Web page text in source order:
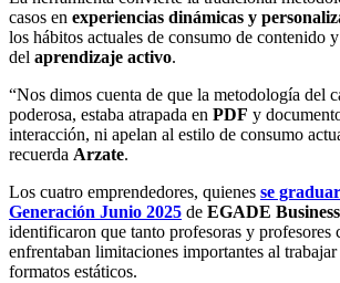
casos en experiencias dinámicas y
los hábitos actuales de consumo de contenido
del aprendizaje activo.
“Nos dimos cuenta de que la metodología del
poderosa, estaba atrapada en PDF y
interacción, ni apelan al estilo de consumo
recuerda Arzate.
Los cuatro emprendedores, quienes se
Generación Junio 2025 de EGADE
identificaron que tanto profesoras y profesores
enfrentaban limitaciones importantes al trabajar
formatos estáticos.